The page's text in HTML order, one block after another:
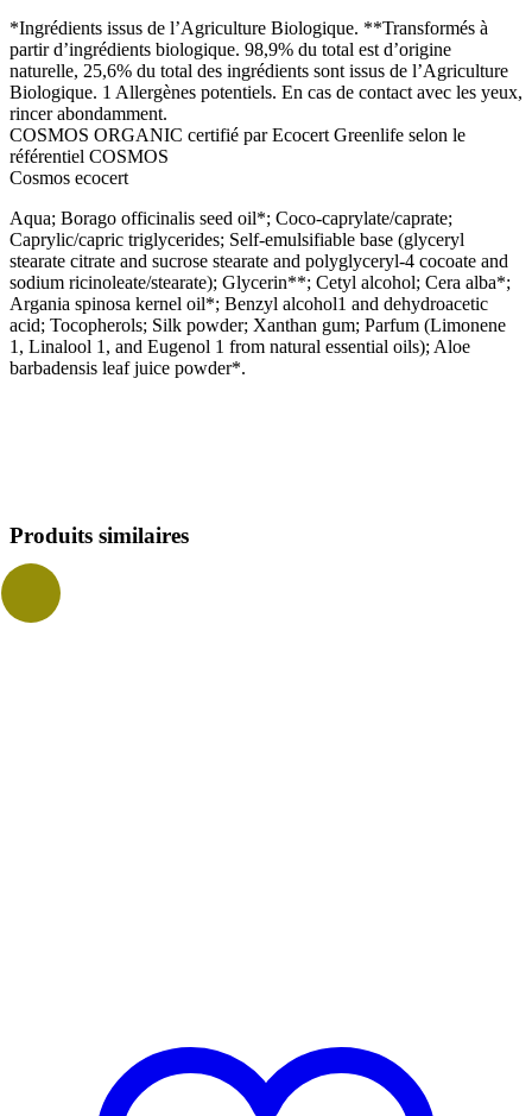
*Ingrédients issus de l’Agriculture Biologique. **Transformés à
partir d’ingrédients biologique. 98,9% du total est d’origine
naturelle, 25,6% du total des ingrédients sont issus de l’Agriculture
Biologique. 1 Allergènes potentiels. En cas de contact avec les yeux,
rincer abondamment.
COSMOS ORGANIC certifié par Ecocert Greenlife selon le
référentiel COSMOS
Cosmos ecocert
Aqua; Borago officinalis seed oil*; Coco-caprylate/caprate;
Caprylic/capric triglycerides; Self-emulsifiable base (glyceryl
stearate citrate and sucrose stearate and polyglyceryl-4 cocoate and
sodium ricinoleate/stearate); Glycerin**; Cetyl alcohol; Cera alba*;
Argania spinosa kernel oil*; Benzyl alcohol1 and dehydroacetic
acid; Tocopherols; Silk powder; Xanthan gum; Parfum (Limonene
1, Linalool 1, and Eugenol 1 from natural essential oils); Aloe
barbadensis leaf juice powder*.
Produits similaires